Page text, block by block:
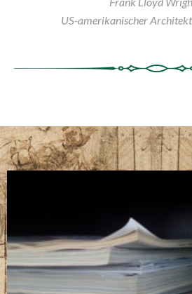
US-amerikanischer